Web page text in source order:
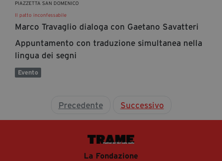
PIAZZETTA SAN DOMENICO
Il patto inconfessabile
Marco Travaglio dialoga con Gaetano Savatteri
Appuntamento con traduzione simultanea nella
lingua dei segni
Evento
Precedente Successivo
La Fondazione